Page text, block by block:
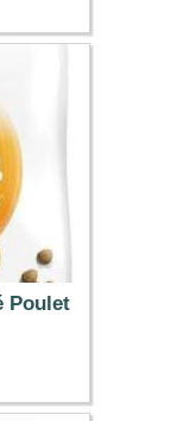
Poulet